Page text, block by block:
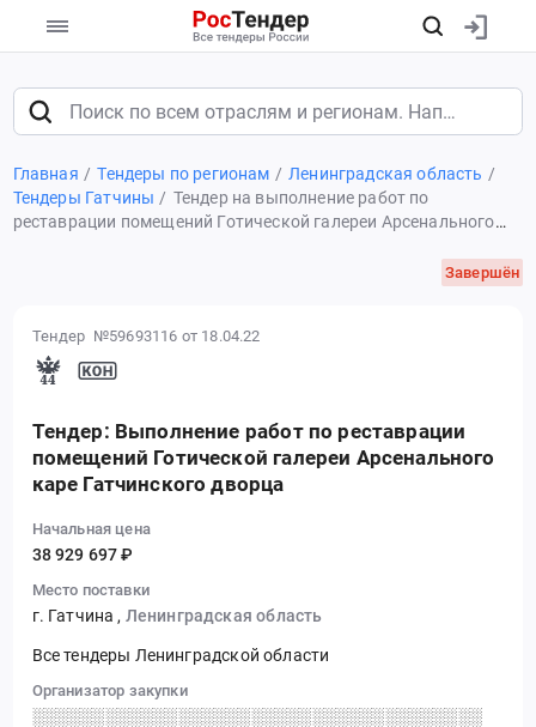
Главная Тендеры по регионам
Ленинградская область
Тендеры Гатчины
Тендер на выполнение работ по
реставрации помещений Готической галереи Арсенального
Завершён
Тендер №59693116 от 18.04.22
Тендер: Выполнение работ по реставрации
помещений Готической галереи Арсенального
каре Гатчинского дворца
Начальная цена
38 929 697 ₽
Место поставки
г. Гатчина , Ленинградская область
Все тендеры Ленинградской области
Организатор закупки
░░░░░░░░░░░░░░░░░░░░░░░░░░░░░░░░░░░░░